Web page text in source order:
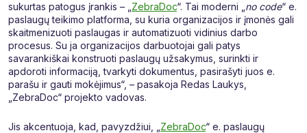
sukurtas patogus įrankis – „ ZebraDoc“. Tai moderni „ no code“ e.
paslaugų teikimo platforma, su kuria organizacijos ir įmonės gali
skaitmenizuoti paslaugas ir automatizuoti vidinius darbo
procesus. Su ja organizacijos darbuotojai gali patys
savarankiškai konstruoti paslaugų užsakymus, surinkti ir
apdoroti informaciją, tvarkyti dokumentus, pasirašyti juos e.
parašu ir gauti mokėjimus“, – pasakoja Redas Laukys,
„ZebraDoc“ projekto vadovas.
Jis akcentuoja, kad, pavyzdžiui, „ ZebraDoc“ e. paslaugų